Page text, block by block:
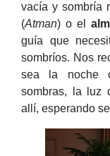
vacía y sombría
(Atman) o el
guía que
sombríos. Nos
sea la noche
sombras, la luz
allí, esperando